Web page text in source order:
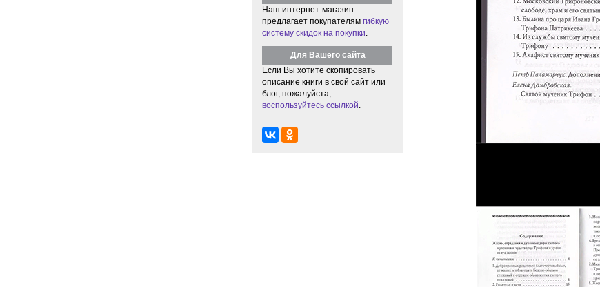
Наш интернет-магазин
предлагает покупателям гибкую
систему скидок на покупки
Для Вашего сайта
Если Вы хотите скопировать
описание книги в свой сайт или
блог, пожалуйста,
воспользуйтесь ссылкой